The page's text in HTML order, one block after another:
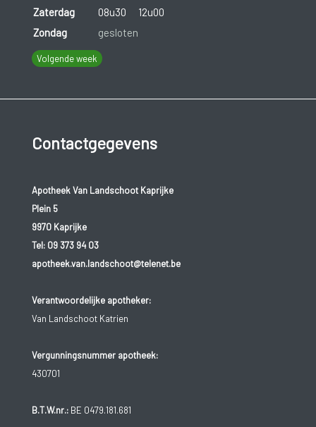
Zaterdag
08u30
12u00
Zondag
gesloten
Volgende week
Contactgegevens
Apotheek Van Landschoot Kaprijke
Plein 5
9970 Kaprijke
Tel: 09 373 94 03
apotheek.van.landschoot@telenet.be
Verantwoordelijke apotheker:
Van Landschoot Katrien
Vergunningsnummer apotheek:
430701
B.T.W.nr.:BE 0479.181.681